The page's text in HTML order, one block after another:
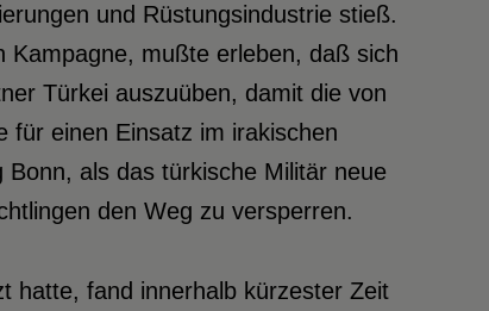
und Rüstungsindustrie stieß.
Kampagne, mußte erleben, daß sich
Türkei auszuüben, damit die von
für einen Einsatz im irakischen
als das türkische Militär neue
den Weg zu versperren.
hatte, fand innerhalb kürzester Zeit